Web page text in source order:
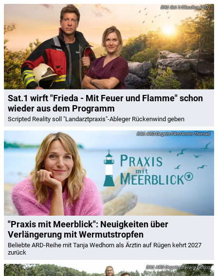
Sat.1/Claudius Pflug
Sat.1 wirft "Frieda - Mit Feuer und Flamme" schon
wieder aus dem Programm
Scripted Reality soll "Landarztpraxis"-Ableger Rückenwind geben
ARD Degeto Film/Arnim Thomaß
"Praxis mit Meerblick": Neuigkeiten über
Verlängerung mit Wermutstropfen
Beliebte ARD-Reihe mit Tanja Wedhorn als Ärztin auf Rügen kehrt 2027
zurück
ARD Degeto/Bavaria Fiction